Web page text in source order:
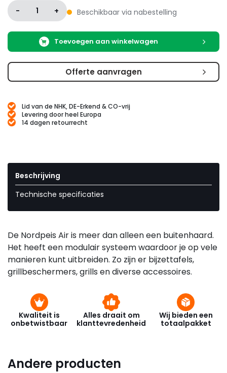
- 1 + Beschikbaar via nabestelling
Toevoegen aan winkelwagen
Offerte aanvragen
Lid van de NHK, DE-Erkend & CO-vrij
Levering door heel Europa
14 dagen retourrecht
Beschrijving
Technische specificaties
De Nordpeis Air is meer dan alleen een buitenhaard.
Het heeft een modulair systeem waardoor je op vele
manieren kunt uitbreiden. Zo zijn er bijzettafels,
grillbeschermers, grills en diverse accessoires.
Kwaliteit is
onbetwistbaar
Alles draait om
klanttevredenheid
Wij bieden een
totaalpakket
Andere producten